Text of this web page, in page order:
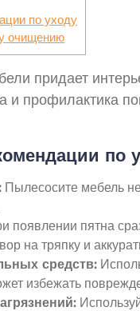
по уходу
очищению
придает
и профилактика
по
Пылесосите мебель
появлении пятна
на тряпку и
средств:
избежать